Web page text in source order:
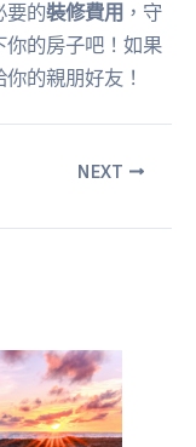
要的裝修費用 ，守
的房子吧！如果
的親朋好友！
NEXT